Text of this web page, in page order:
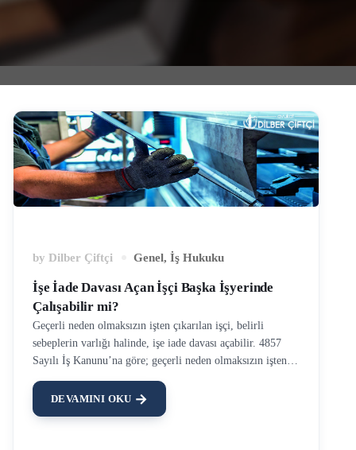
by Dilber Çiftçi Genel, İş Hukuku
İşe İade Davası Açan İşçi Başka İşyerinde
Çalışabilir mi?
Geçerli neden olmaksızın işten çıkarılan işçi, belirli
sebeplerin varlığı halinde, işe iade davası açabilir. 4857
Sayılı İş Kanunu’na göre; geçerli neden olmaksızın işten
iade talebiyle arabulucuya başvuru yapmak zorundadır.
Adliye arabuluculuk bürosu, işçiye iş hukukunda uzman
DEVAMINI OKU